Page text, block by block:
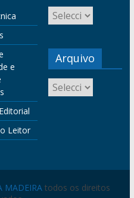
e
Leitor
Arquivo
MADEIRA todos os direitos